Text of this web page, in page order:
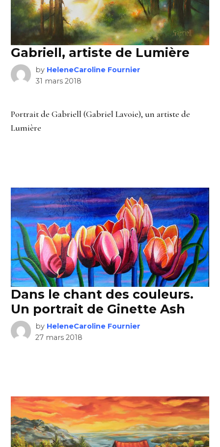
Gabriell, artiste de Lumière
by HeleneCaroline Fournier
31 mars 2018
Portrait de Gabriell (Gabriel Lavoie), un artiste de
Lumière
Dans le chant des couleurs.
Un portrait de Ginette Ash
by HeleneCaroline Fournier
27 mars 2018